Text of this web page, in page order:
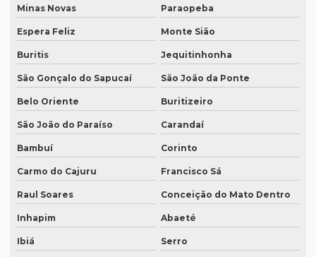
Minas Novas Paraopeba
Espera Feliz Monte Sião
Buritis Jequitinhonha
São Gonçalo do Sapucaí São João da Ponte
Belo Oriente Buritizeiro
São João do Paraíso Carandaí
Bambuí Corinto
Carmo do Cajuru Francisco Sá
Raul Soares Conceição do Mato Dentro
Inhapim Abaeté
Ibiá Serro